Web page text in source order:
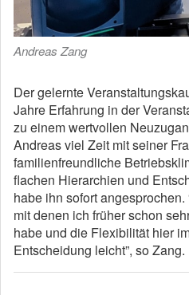
Andreas Zang
Der gelernte
Jahre Erfahrung in der
zu einem wertvollen
Andreas viel Zeit mit seiner
familienfreundliche
flachen Hierarchien und
habe ihn sofort
mit denen ich früher schon
habe und die Flexibilität hier
Entscheidung leicht”, so Zang.